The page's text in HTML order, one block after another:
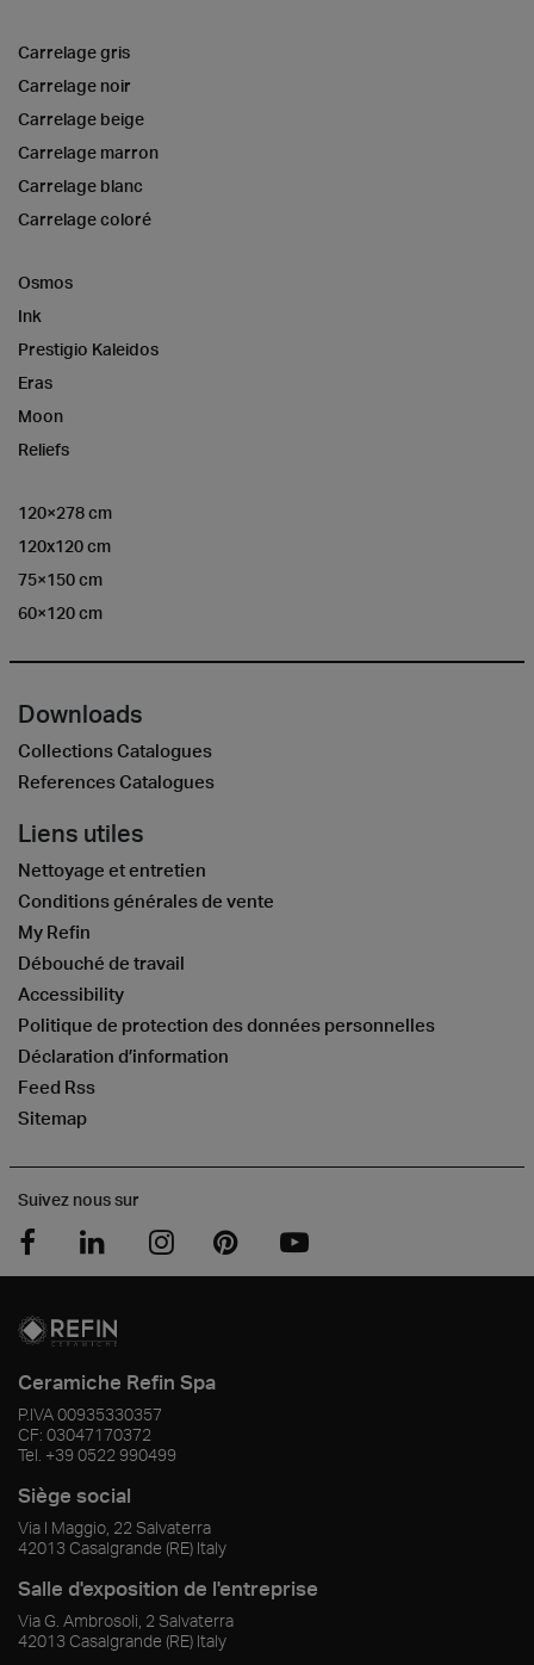
Carrelage gris
Carrelage noir
Carrelage beige
Carrelage marron
Carrelage blanc
Carrelage coloré
Osmos
Ink
Prestigio Kaleidos
Eras
Moon
Reliefs
120×278 cm
120x120 cm
75×150 cm
60×120 cm
Downloads
Collections Catalogues
References Catalogues
Liens utiles
Nettoyage et entretien
Conditions générales de vente
My Refin
Débouché de travail
Accessibility
Politique de protection des données personnelles
Déclaration d’information
Feed Rss
Sitemap
Suivez nous sur
Ceramiche Refin Spa
P.IVA00935330357
CF: 03047170372
Tel. +39 0522 990499
Siège social
Via I Maggio, 22 Salvaterra
42013 Casalgrande (RE) Italy
Salle d'exposition de l'entreprise
Via G. Ambrosoli, 2 Salvaterra
42013 Casalgrande (RE) Italy